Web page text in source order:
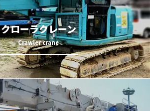
クローラクレーン